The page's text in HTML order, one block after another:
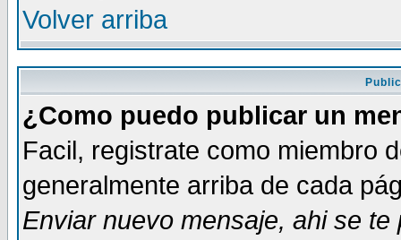
Volver arriba
¿Como puedo publicar un
Facil, registrate como miembro
generalmente arriba de cada
Enviar nuevo mensaje, ahi se te